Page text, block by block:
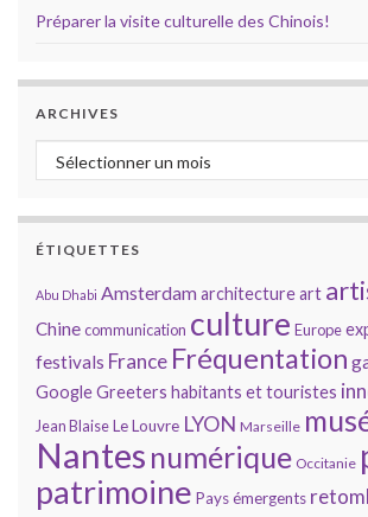
Préparer la visite culturelle des Chinois!
ARCHIVES
Archives
ÉTIQUETTES
Abu Dhabi Amsterdamarchitectureart
Chinecommunication culture Europe
festivals France Fréquentation
GoogleGreeters habitants et touristes
Jean BlaiseLe Louvre LYON Marseille
Nantes numérique Occitanie
patrimoine Pays émergents